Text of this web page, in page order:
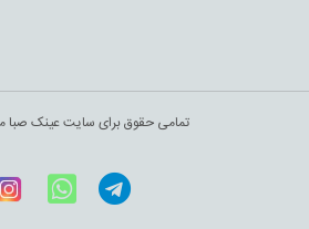
تمامی حقوق برای سایت عینک